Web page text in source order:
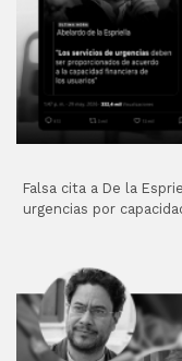
Falsa cita a De la
urgencias por